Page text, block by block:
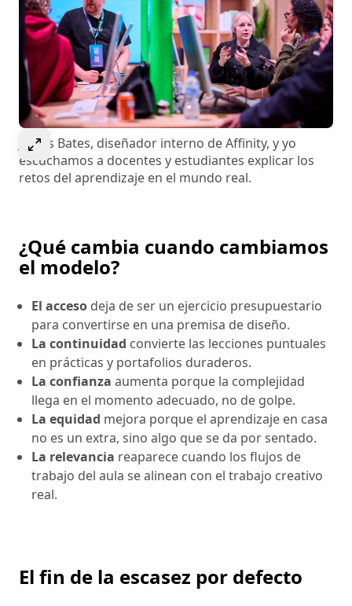
Select to expand image
James Bates, diseñador interno de Affinity, y yo
escuchamos a docentes y estudiantes explicar los
retos del aprendizaje en el mundo real.
¿Qué cambia cuando cambiamos
el modelo?
El acceso deja de ser un ejercicio presupuestario
para convertirse en una premisa de diseño.
La continuidad convierte las lecciones puntuales
en prácticas y portafolios duraderos.
La confianza aumenta porque la complejidad
llega en el momento adecuado, no de golpe.
La equidad mejora porque el aprendizaje en casa
no es un extra, sino algo que se da por sentado.
La relevancia reaparece cuando los flujos de
trabajo del aula se alinean con el trabajo creativo
real.
El fin de la escasez por defecto